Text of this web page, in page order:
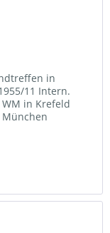
in
11 Intern.
in Krefeld